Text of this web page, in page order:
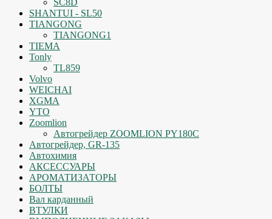
SC8D
SHANTUI - SL50
TIANGONG
TIANGONG1
TIEMA
Tonly
TL859
Volvo
WEICHAI
XGMA
YTO
Zoomlion
Автогрейдер ZOOMLION PY180C
Автогрейдер, GR-135
Автохимия
АКСЕССУАРЫ
АРОМАТИЗАТОРЫ
БОЛТЫ
Вал карданный
ВТУЛКИ